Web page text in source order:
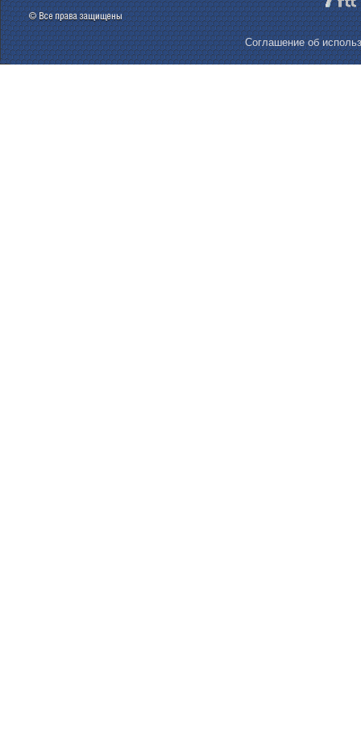
Соглашение об